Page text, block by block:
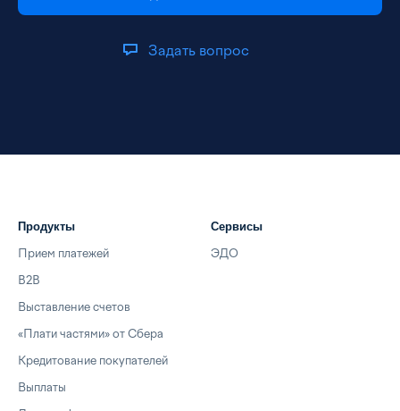
Задать вопрос
Продукты
Прием платежей
B2B
Выставление счетов
«Плати частями» от Сбера
Кредитование покупателей
Выплаты
Сервисы
ЭДО